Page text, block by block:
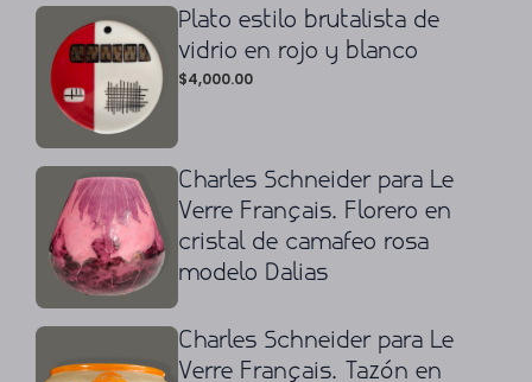
Plato estilo brutalista de
vidrio en rojo y blanco
$4,000.00
Charles Schneider para Le
Verre Français. Florero en
cristal de camafeo rosa
modelo Dalias
Charles Schneider para Le
Verre Français. Tazón en